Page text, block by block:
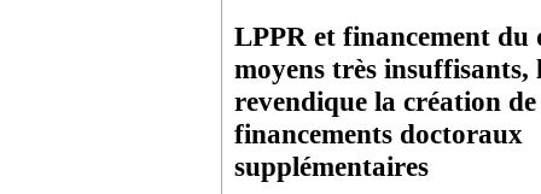
LPPR et financement du
moyens très insuffisants,
revendique la création
financements doctoraux
supplémentaires